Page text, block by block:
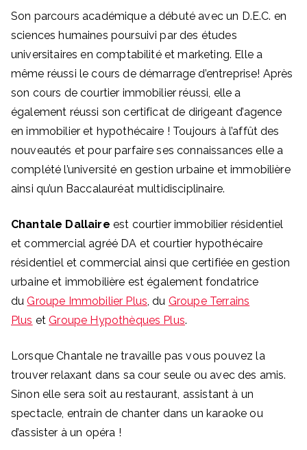
Son parcours académique a débuté avec un D.E.C. en
sciences humaines poursuivi par des études
universitaires en comptabilité et marketing. Elle a
même réussi le cours de démarrage d’entreprise! Après
son cours de courtier immobilier réussi, elle a
également réussi son certificat de dirigeant d’agence
en immobilier et hypothécaire ! Toujours à l’affût des
nouveautés et pour parfaire ses connaissances elle a
complété l’université en gestion urbaine et immobilière
ainsi qu’un Baccalauréat multidisciplinaire.
Chantale Dallaire est courtier immobilier résidentiel
et commercial agréé DA et courtier hypothécaire
résidentiel et commercial ainsi que certifiée en gestion
urbaine et immobilière est également fondatrice
duGroupe Immobilier Plus, du Groupe Terrains
Plus etGroupe Hypothèques Plus.
Lorsque Chantale ne travaille pas vous pouvez la
trouver relaxant dans sa cour seule ou avec des amis.
Sinon elle sera soit au restaurant, assistant à un
spectacle, entrain de chanter dans un karaoke ou
d’assister à un opéra !